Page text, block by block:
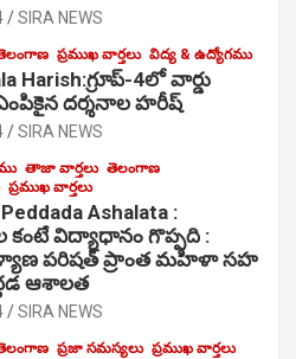
SIRA NEWS
ప్రముఖ వార్తలు విద్య & ఉద్యోగము
Harish:గ్రూప్-4లో వార్డు
దర్శనాల హరీష్
SIRA NEWS
తాజా వార్తలు తెలంగాణ
ప్రముఖ వార్తలు
Ashalata :
విద్యాధానం గొప్పది :
పరిషత్ ప్రాంత మహిళా సహ
ఆశాలత
SIRA NEWS
ప్రజా సమస్యలు ప్రముఖ వార్తలు